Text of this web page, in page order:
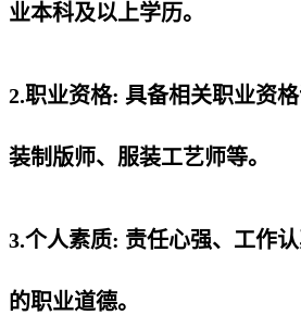
业本科及以上学历。
2.职业资格: 具备相关职业资
装制版师、服装工艺师等。
3.个人素质: 责任心强、工作
的职业道德。